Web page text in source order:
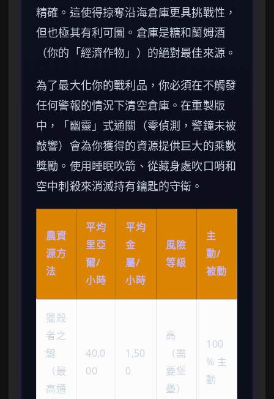
精確。這使得掠奪沿海倉庫更具挑戰性，
但也極其有利可圖。倉庫是糖和蘭姆酒
（你的「經濟作物」）的絕對最佳來源。
為了最大化你的戰利品，你必須在不觸發
任何警報的情況下清空倉庫。在重製版
中，「幽靈」式通關（零偵測，警鐘未被
敲響）會為你獲得的資源提供巨大的乘數
獎勵。使用睡眠吹箭、從藏身處吹口哨和
空中刺殺來消滅持有鑰匙的守衛。
農資
源方
法
平均
里亞
爾/
小時
平均
金
屬/
小時
風險
等級
主
動/
被動
獵殺
者之
鏈
（最
高通
40,0
00
1,50
0
高
（需
要堡
壘）
100
% 主
動